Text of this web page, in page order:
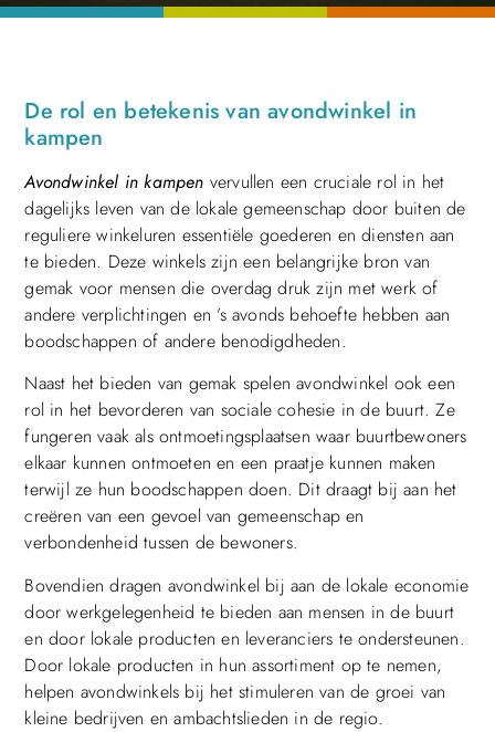
De rol en betekenis van avondwinkel in
kampen
Avondwinkel in kampen vervullen een cruciale rol in het
dagelijks leven van de lokale gemeenschap door buiten de
reguliere winkeluren essentiële goederen en diensten aan
te bieden. Deze winkels zijn een belangrijke bron van
gemak voor mensen die overdag druk zijn met werk of
andere verplichtingen en ’s avonds behoefte hebben aan
boodschappen of andere benodigdheden.
Naast het bieden van gemak spelen avondwinkel ook een
rol in het bevorderen van sociale cohesie in de buurt. Ze
fungeren vaak als ontmoetingsplaatsen waar buurtbewoners
elkaar kunnen ontmoeten en een praatje kunnen maken
terwijl ze hun boodschappen doen. Dit draagt bij aan het
creëren van een gevoel van gemeenschap en
verbondenheid tussen de bewoners.
Bovendien dragen avondwinkel bij aan de lokale economie
door werkgelegenheid te bieden aan mensen in de buurt
en door lokale producten en leveranciers te ondersteunen.
Door lokale producten in hun assortiment op te nemen,
helpen avondwinkels bij het stimuleren van de groei van
kleine bedrijven en ambachtslieden in de regio.